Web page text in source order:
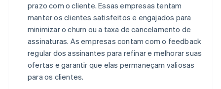
prazo com o cliente. Essas empresas tentam
manter os clientes satisfeitos e engajados para
minimizar o churn ou a taxa de cancelamento de
assinaturas. As empresas contam com o feedback
regular dos assinantes para refinar e melhorar suas
ofertas e garantir que elas permaneçam valiosas
para os clientes.